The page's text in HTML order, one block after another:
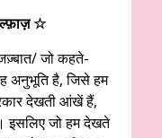
☆
जो कहते-
अनुभूति है, जिसे हम
देखती आंखें हैं,
इसलिए जो हम देखते